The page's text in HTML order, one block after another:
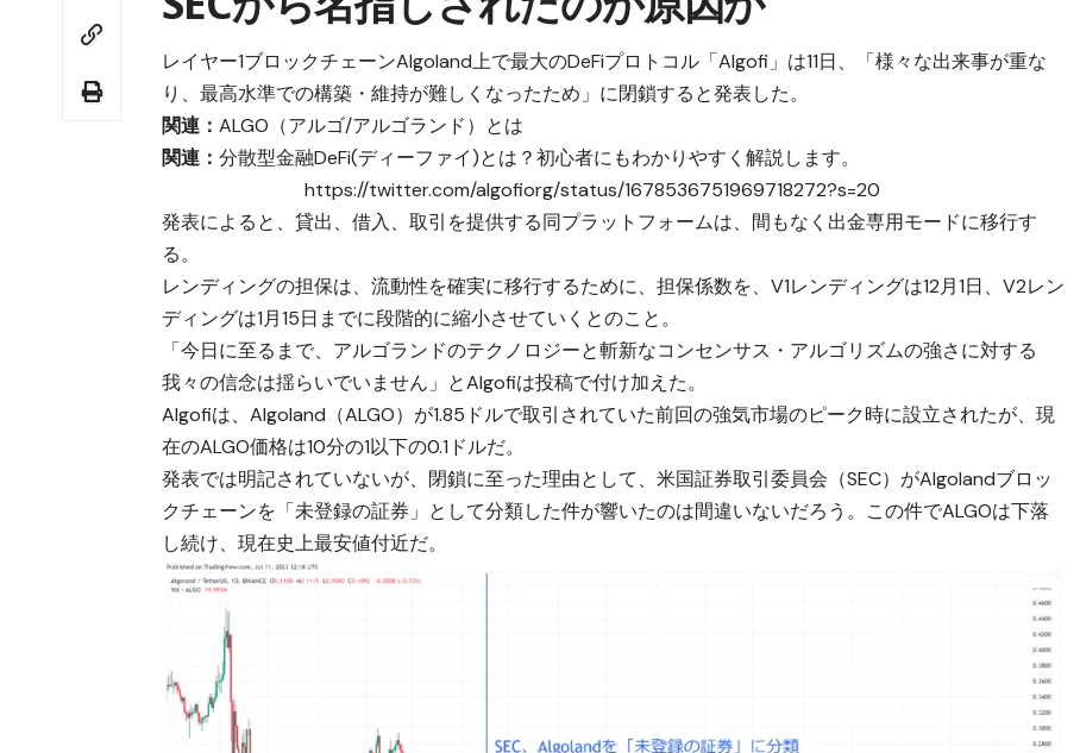
レイヤー1ブロックチェーンAlgoland上で最大のDeFiプロトコル「Algofi」は11日、「様々な出来事が重な
り、最高水準での構築・維持が難しくなったため」に閉鎖すると発表した。
関連：ALGO（アルゴ/アルゴランド）とは
関連：分散型金融DeFi(ディーファイ)とは？初心者にもわかりやすく解説します。
https://twitter.com/algofiorg/status/1678536751969718272?s=20
発表によると、貸出、借入、取引を提供する同プラットフォームは、間もなく出金専用モードに移行す
る。
レンディングの担保は、流動性を確実に移行するために、担保係数を、V1レンディングは12月1日、V2レン
ディングは1月15日までに段階的に縮小させていくとのこと。
「今日に至るまで、アルゴランドのテクノロジーと斬新なコンセンサス・アルゴリズムの強さに対する
我々の信念は揺らいでいません」とAlgofiは投稿で付け加えた。
Algofiは、Algoland（ALGO）が1.85ドルで取引されていた前回の強気市場のピーク時に設立されたが、現
在のALGO価格は10分の1以下の0.1ドルだ。
発表では明記されていないが、閉鎖に至った理由として、米国証券取引委員会（SEC）がAlgolandブロッ
クチェーンを「未登録の証券」として分類した件が響いたのは間違いないだろう。この件でALGOは下落
し続け、現在史上最安値付近だ。